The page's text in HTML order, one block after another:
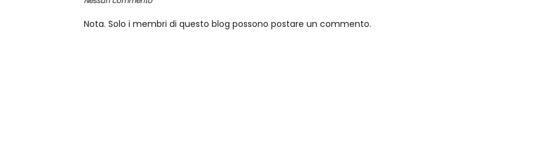
Nota. Solo i membri di questo blog possono postare un commento.